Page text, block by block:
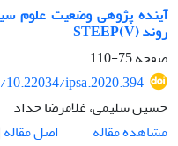
آینده پژوهی وضعیت علوم
روند STEEP(V)
صفحه75-110
ipsa.2020.394
حسین سلیمی، غلامرضا حداد
مشاهده مقاله
اصل مقاله